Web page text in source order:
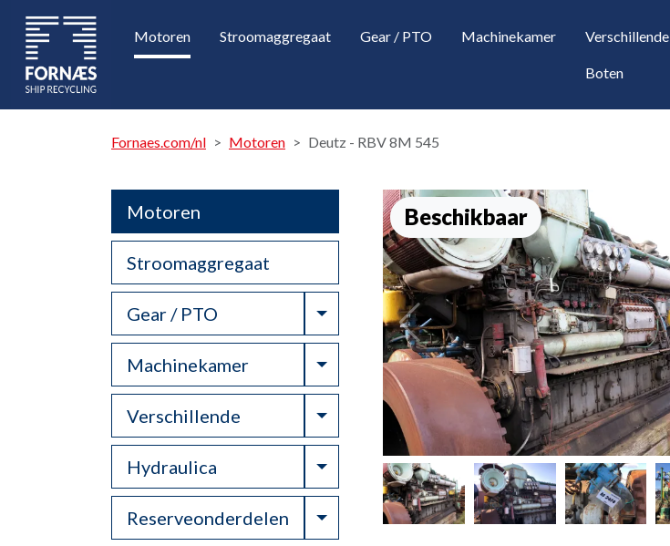
Motoren Stroomaggregaat Gear / PTO Machinekamer Verschillende
Boten
Fornaes.com/nl Motoren Deutz - RBV 8M 545
Motoren
Stroomaggregaat
Gear / PTO Toggle Dropdown
Machinekamer Toggle Dropdown
Verschillende Toggle Dropdown
Hydraulica Toggle Dropdown
Reserveonderdelen Toggle Dropdown
Beschikbaar